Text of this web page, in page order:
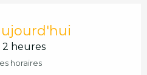
2 heures
horaires